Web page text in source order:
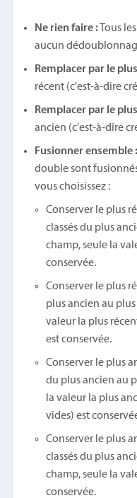
Ne rien faire : Tous
aucun
Remplacer par le
récent (c'est-à-dire
Remplacer par le
ancien (c'est-à-dire
Fusionner ensemble :
double sont
vous choisissez :
Conserver le plus
classés du plus
champ, seule la
conservée.
Conserver le plus
plus ancien au
valeur la plus
est conservée.
Conserver le plus
du plus ancien au
la valeur la plus
vides) est
Conserver le plus
classés du plus
champ, seule la
conservée.